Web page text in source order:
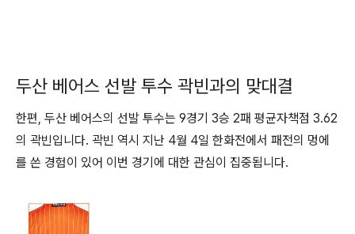
두산 베어스 선발 투수 곽빈과의 맞대결
한편, 두산 베어스의 선발 투수는 9경기 3승 2패 평균자책점 3.62
의 곽빈입니다. 곽빈 역시 지난 4월 4일 한화전에서 패전의 멍에
를 쓴 경험이 있어 이번 경기에 대한 관심이 집중됩니다.